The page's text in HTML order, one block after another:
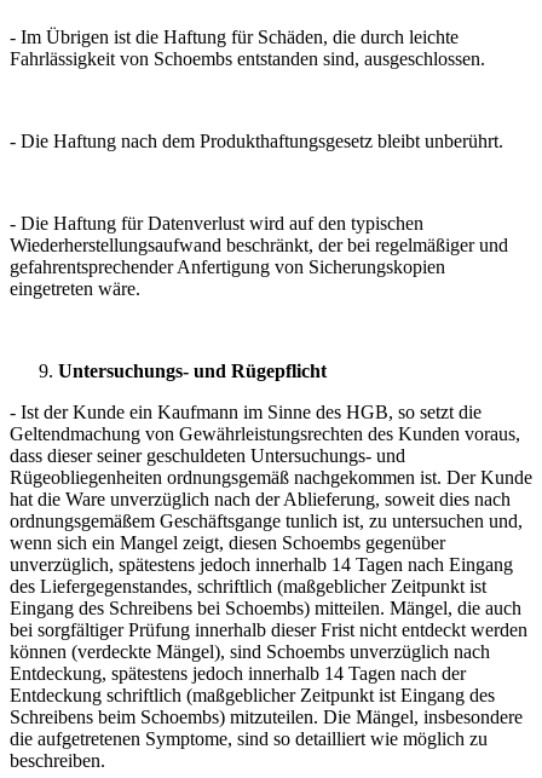
- Im Übrigen ist die Haftung für Schäden, die durch leichte
Fahrlässigkeit von Schoembs entstanden sind, ausgeschlossen.
- Die Haftung nach dem Produkthaftungsgesetz bleibt unberührt.
- Die Haftung für Datenverlust wird auf den typischen
Wiederherstellungsaufwand beschränkt, der bei regelmäßiger und
gefahrentsprechender Anfertigung von Sicherungskopien
eingetreten wäre.
Untersuchungs- und Rügepflicht
- Ist der Kunde ein Kaufmann im Sinne des HGB, so setzt die
Geltendmachung von Gewährleistungsrechten des Kunden voraus,
dass dieser seiner geschuldeten Untersuchungs- und
Rügeobliegenheiten ordnungsgemäß nachgekommen ist. Der Kunde
hat die Ware unverzüglich nach der Ablieferung, soweit dies nach
ordnungsgemäßem Geschäftsgange tunlich ist, zu untersuchen und,
wenn sich ein Mangel zeigt, diesen Schoembs gegenüber
unverzüglich, spätestens jedoch innerhalb 14 Tagen nach Eingang
des Liefergegenstandes, schriftlich (maßgeblicher Zeitpunkt ist
Eingang des Schreibens bei Schoembs) mitteilen. Mängel, die auch
bei sorgfältiger Prüfung innerhalb dieser Frist nicht entdeckt werden
können (verdeckte Mängel), sind Schoembs unverzüglich nach
Entdeckung, spätestens jedoch innerhalb 14 Tagen nach der
Entdeckung schriftlich (maßgeblicher Zeitpunkt ist Eingang des
Schreibens beim Schoembs) mitzuteilen. Die Mängel, insbesondere
die aufgetretenen Symptome, sind so detailliert wie möglich zu
beschreiben.